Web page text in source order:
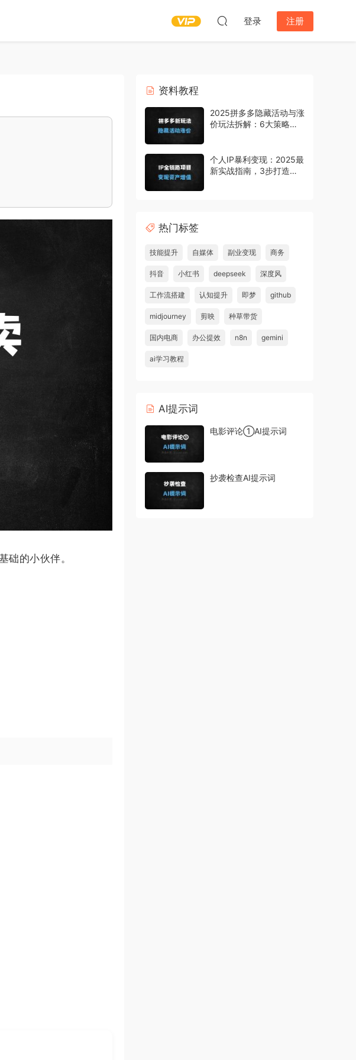
登录 注册
础的小伙伴。
资料教程
2025拼多多隐藏活动与涨
价玩法拆解：6大策略全
个人IP暴利变现：2025最
新实战指南，3步打造月
热门标签
技能提升 自媒体 副业变现 商务
抖音 小红书 deepseek 深度风
工作流搭建 认知提升 即梦 github
midjourney 剪映 种草带货
国内电商 办公提效 n8n gemini
ai学习教程
AI提示词
电影评论①AI提示词
抄袭检查AI提示词